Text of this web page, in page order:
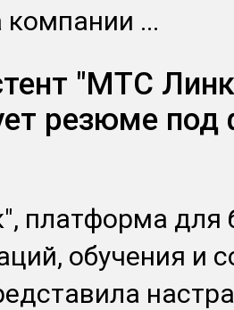
ком­па­нии ...
"МТС
резюме под
плат­фор­ма для
обу­чения и